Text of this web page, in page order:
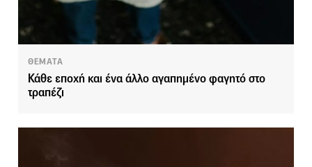
ΘΕΜΑΤΑ
Κάθε εποχή και ένα άλλο αγαπημένο φαγητό στο
τραπέζι